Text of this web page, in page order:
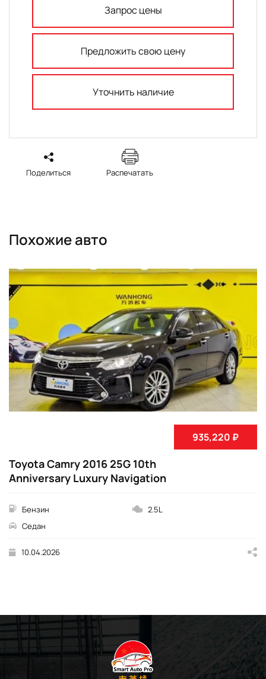
Запрос цены
Предложить свою цену
Уточнить наличие
Поделиться Распечатать
Похожие авто
935,220 ₽
Toyota Camry 2016 25G 10th
Anniversary Luxury Navigation
Бензин
2.5L
Седан
10.04.2026